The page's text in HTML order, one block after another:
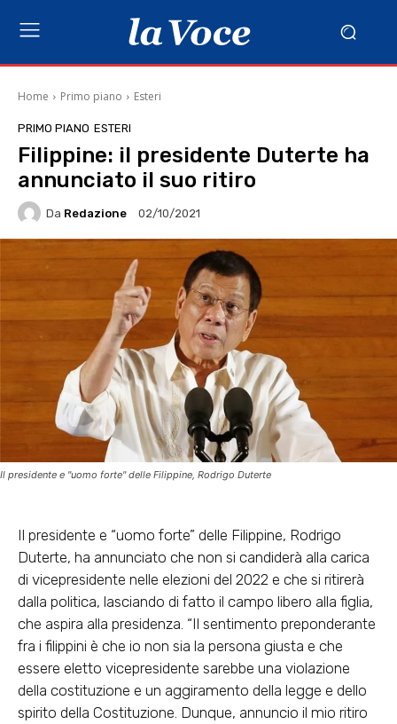
Home Primo piano Esteri
PRIMO PIANO ESTERI
Filippine: il presidente Duterte ha
annunciato il suo ritiro
Da Redazione 02/10/2021
Il presidente e "uomo forte" delle Filippine, Rodrigo Duterte
Il presidente e “uomo forte” delle Filippine, Rodrigo
Duterte, ha annunciato che non si candiderà alla carica
di vicepresidente nelle elezioni del 2022 e che si ritirerà
dalla politica, lasciando di fatto il campo libero alla figlia,
che aspira alla presidenza. “Il sentimento preponderante
fra i filippini è che io non sia la persona giusta e che
essere eletto vicepresidente sarebbe una violazione
della costituzione e un aggiramento della legge e dello
spirito della Costituzione. Dunque, annuncio il mio ritiro